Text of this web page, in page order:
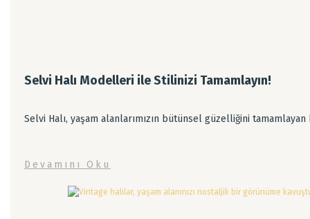
Selvi Halı Modelleri ile Stilinizi Tamamlayın!
Selvi Halı, yaşam alanlarımızın bütünsel güzelliğini
Devamını Oku